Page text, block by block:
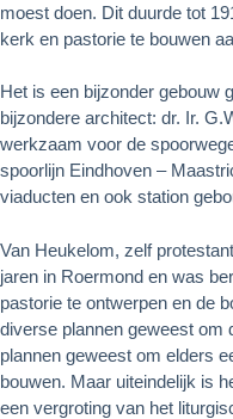
moest doen. Dit duurde tot
kerk en pastorie te bouwen
Het is een bijzonder gebouw
bijzondere architect: dr. Ir.
werkzaam voor de
spoorlijn Eindhoven –
viaducten en ook station
Van Heukelom, zelf
jaren in Roermond en was
pastorie te ontwerpen en de
diverse plannen geweest om
plannen geweest om elders
bouwen. Maar uiteindelijk is
een vergroting van het